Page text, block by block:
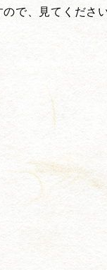
で、見てくださ